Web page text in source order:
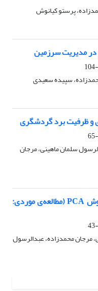
پرستو کیانوش
مدیریت سرزمین
سپیده سعیدی
و ظرفیت برد گردشگری
سلمان ماهینی، مرجان
ارزیابی کیفیت بصری منظر شهری با روش PCA (مطالعه‌‌ی موردی:
محمدزاده، عبدالرسول